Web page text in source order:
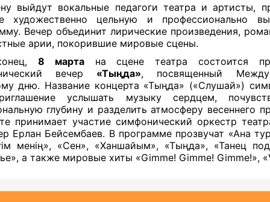
выйдут вокальные педагоги театра и артисты,
художественно цельную и профессионально
Вечер объединит лирические произведения,
арии, покорившие мировые сцены.
8 мартана сцене театра состоится
вечер «Тыңда», посвященный
дню. Название концерта «Тыңда» («Слушай»)
услышать музыку сердцем,
глубину и разделить атмосферу весеннего
принимает участие симфонический оркестр
Ерлан Бейсембаев. В программе прозвучат «Ана
менің», «Сен», «Ханшайым», «Тыңда», «Танец
а также мировые хиты «Gimme! Gimme! Gimme!»,